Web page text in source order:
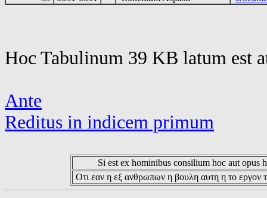
Hoc Tabulinum 39 KB latum est
Ante
Reditus in indicem primum
Si est ex hominibus consilium hoc aut opus
Οτι εαν η εξ ανθρωπων η βουλη αυτη η το εργον